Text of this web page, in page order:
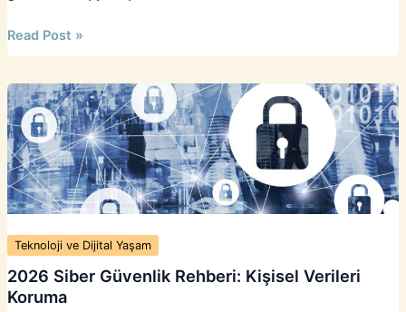
Dijital
Minimalizm:
Ekonomisinde
Odaklanma
Sanatı
Read Post »
Teknoloji ve Dijital Yaşam
2026 Siber Güvenlik Rehberi: Kişisel Verileri
Koruma